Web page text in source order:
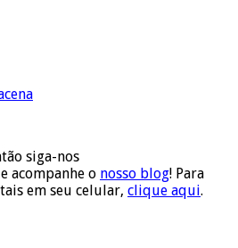
siga-nos
e acompanhe o nosso blog! Para
em seu celular, clique aqui.